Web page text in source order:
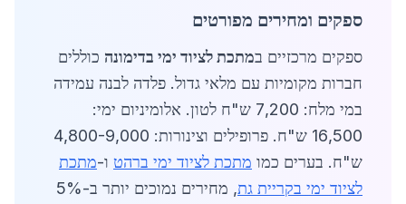
ספקים ומחירים מפורטים
ספקים מרכזיים במתכת לציוד ימי בדימונה כוללים
חברות מקומיות עם מלאי גדול. פלדה לבנה עמידה
במי מלח: 7,200 ש"ח לטון. אלומיניום ימי:
16,500 ש"ח. פרופילים וצינורות: 4,800-9,000
ש"ח. בערים כמו מתכת לציוד ימי ברהט ו-מתכת
לציוד ימי בקריית גת
, מחירים נמוכים יותר ב-5%